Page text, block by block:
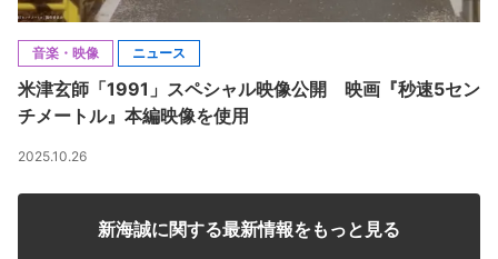
音楽・映像 ニュース
米津玄師「1991」スペシャル映像公開 映画『秒速5セン
チメートル』本編映像を使用
2025.10.26
新海誠に関する最新情報をもっと見る